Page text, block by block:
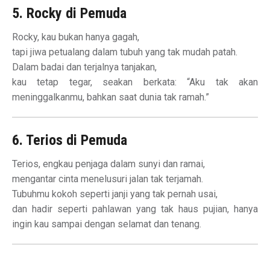
5. Rocky di Pemuda
Rocky, kau bukan hanya gagah,
tapi jiwa petualang dalam tubuh yang tak mudah patah.
Dalam badai dan terjalnya tanjakan,
kau tetap tegar, seakan berkata: “Aku tak akan
meninggalkanmu, bahkan saat dunia tak ramah.”
6. Terios di Pemuda
Terios, engkau penjaga dalam sunyi dan ramai,
mengantar cinta menelusuri jalan tak terjamah.
Tubuhmu kokoh seperti janji yang tak pernah usai,
dan hadir seperti pahlawan yang tak haus pujian, hanya
ingin kau sampai dengan selamat dan tenang.